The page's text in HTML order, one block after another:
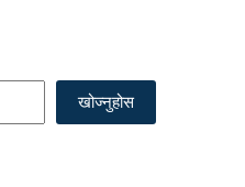
खोज्नुहोस